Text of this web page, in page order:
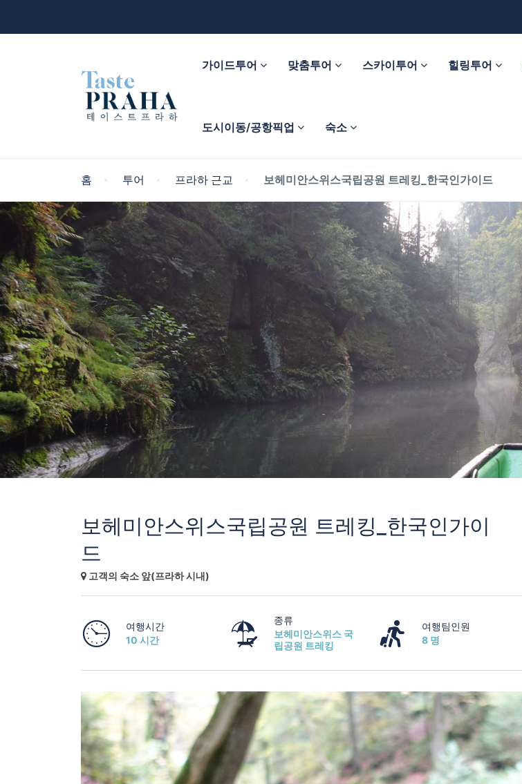
가이드투어 맞춤투어 스카이투어 힐링투어
도시이동/공항픽업 숙소
홈 투어 프라하 근교 보헤미안스위스국립공원 트레킹_한국인가이드
보헤미안스위스국립공원 트레킹_한국인가이
드
고객의 숙소 앞(프라하 시내)
여행시간
10 시간
종류
보헤미안스위스 국
립공원 트레킹
여행팀인원
8 명